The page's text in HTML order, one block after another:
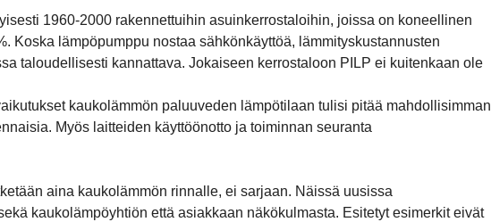
1960-2000 rakennettuihin asuinkerrostaloihin, joissa on koneellinen
Koska lämpöpumppu nostaa sähkönkäyttöä, lämmityskustannusten
taloudellisesti kannattava. Jokaiseen kerrostaloon PILP ei kuitenkaan ole
kaukolämmön paluuveden lämpötilaan tulisi pitää mahdollisimman
Myös laitteiden käyttöönotto ja toiminnan seuranta
aina kaukolämmön rinnalle, ei sarjaan. Näissä uusissa
kaukolämpöyhtiön että asiakkaan näkökulmasta. Esitetyt esimerkit eivät